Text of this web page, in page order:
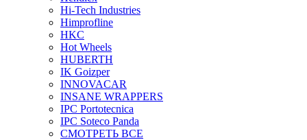
Hi-Tech Industries
Himprofline
HKC
Hot Wheels
HUBERTH
IK Goizper
INNOVACAR
INSANE WRAPPERS
IPC Portotecnica
IPC Soteco Panda
СМОТРЕТЬ ВСЕ